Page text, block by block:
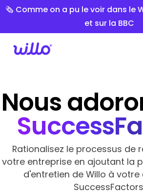
Please
includes
🗞️ Comme on a pu le voir dans le
et sur la BBC
Nous
Rationalisez le processus de
votre entreprise en ajoutant la
d'entretien de Willo à votre